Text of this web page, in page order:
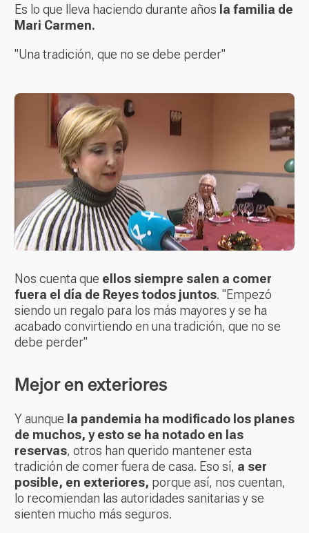
Es lo que lleva haciendo durante años la familia de
Mari Carmen.
"Una tradición, que no se debe perder"
Nos cuenta que ellos siempre salen a comer
fuera el día de Reyes todos juntos. "Empezó
siendo un regalo para los más mayores y se ha
acabado convirtiendo en una tradición, que no se
debe perder"
Mejor en exteriores
Y aunque la pandemia ha modificado los planes
de muchos, y esto se ha notado en las
reservas, otros han querido mantener esta
tradición de comer fuera de casa. Eso sí, a ser
posible, en exteriores, porque así, nos cuentan,
lo recomiendan las autoridades sanitarias y se
sienten mucho más seguros.